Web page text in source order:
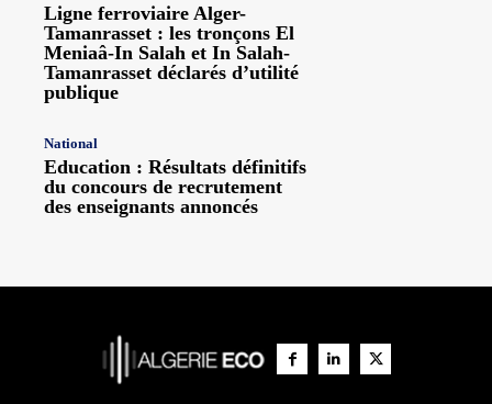
Ligne ferroviaire Alger-
Tamanrasset : les tronçons El
Meniaâ-In Salah et In Salah-
Tamanrasset déclarés d’utilité
publique
National
Education : Résultats définitifs
du concours de recrutement
des enseignants annoncés